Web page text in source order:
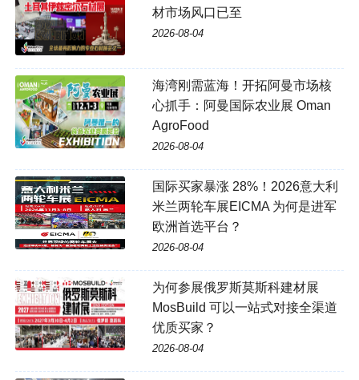
材市场风口已至
2026-08-04
海湾刚需蓝海！开拓阿曼市场核
心抓手：阿曼国际农业展 Oman
AgroFood
2026-08-04
国际买家暴涨 28%！2026意大利
米兰两轮车展EICMA 为何是进军
欧洲首选平台？
2026-08-04
为何参展俄罗斯莫斯科建材展
MosBuild 可以一站式对接全渠道
优质买家？
2026-08-04